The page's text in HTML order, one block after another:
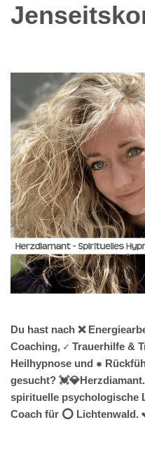
Du hast nach ❌
Coaching, ✓ Trauerhilfe &
Heilhypnose und ✹
gesucht?
spirituelle psychologische
Coach für ⭕ Lichtenwald.